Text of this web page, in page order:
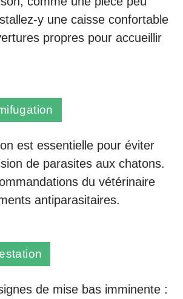
y une caisse confortable
propres pour accueillir
est essentielle pour éviter
de parasites aux chatons.
du vétérinaire
antiparasitaires.
de mise bas imminente :